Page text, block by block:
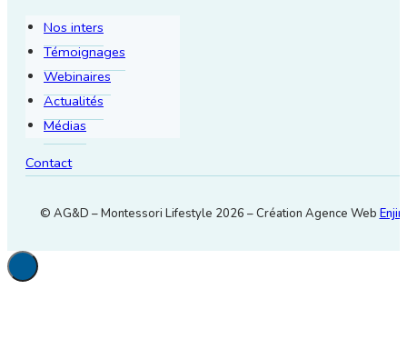
Nos inters
Témoignages
Webinaires
Actualités
Médias
Contact
© AG&D – Montessori Lifestyle 2026 – Création Agence Web Enjin